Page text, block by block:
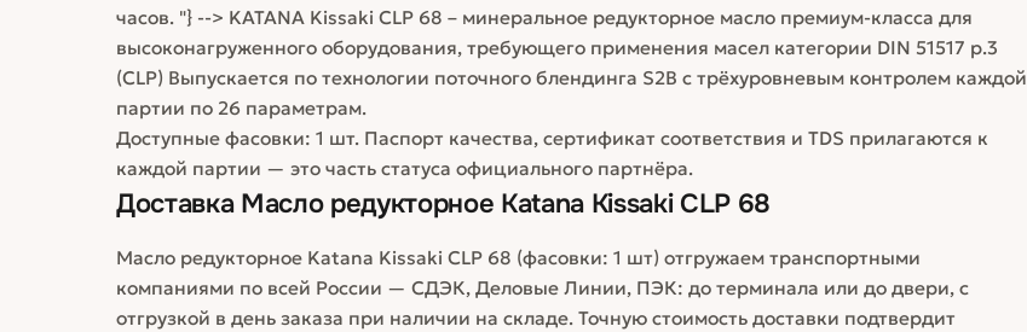
часов. "} --> KATANA Kissaki CLP 68 – минеральное редукторное масло премиум-класса для
высоконагруженного оборудования, требующего применения масел категории DIN 51517 p.3
(CLP) Выпускается по технологии поточного блендинга S2B с трёхуровневым контролем каждой
партии по 26 параметрам.
Доступные фасовки: 1 шт. Паспорт качества, сертификат соответствия и TDS прилагаются к
каждой партии — это часть статуса официального партнёра.
Доставка Масло редукторное Katana Kissaki CLP 68
Масло редукторное Katana Kissaki CLP 68 (фасовки: 1 шт) отгружаем транспортными
компаниями по всей России — СДЭК, Деловые Линии, ПЭК: до терминала или до двери, с
отгрузкой в день заказа при наличии на складе. Точную стоимость доставки подтвердит